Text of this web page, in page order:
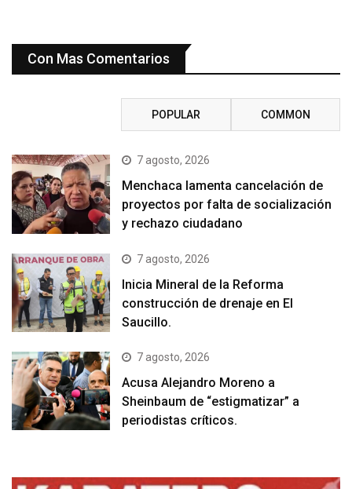
Con Mas Comentarios
POPULAR COMMON
7 agosto, 2026
Menchaca lamenta cancelación de
proyectos por falta de socialización
y rechazo ciudadano
7 agosto, 2026
Inicia Mineral de la Reforma
construcción de drenaje en El
Saucillo.
7 agosto, 2026
Acusa Alejandro Moreno a
Sheinbaum de “estigmatizar” a
periodistas críticos.